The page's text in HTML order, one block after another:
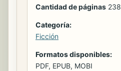
Cantidad de páginas 238
Categoría:
Ficción
Formatos disponibles:
PDF, EPUB, MOBI